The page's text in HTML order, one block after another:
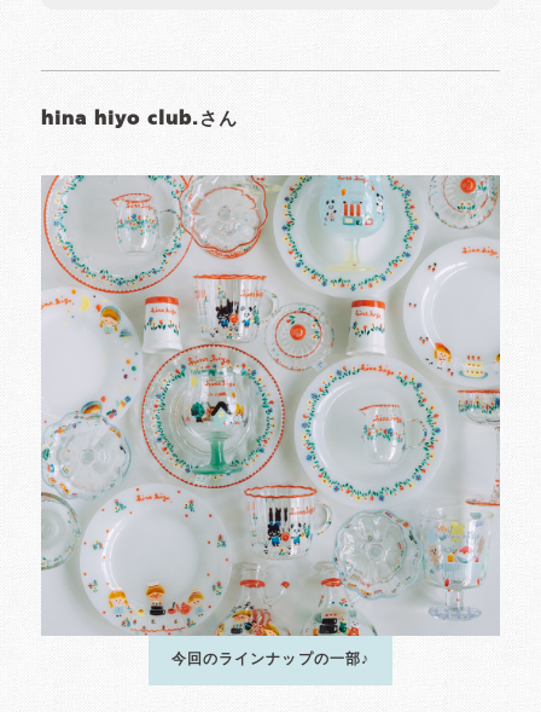
hina hiyo club.さん
今回のラインナップの一部♪